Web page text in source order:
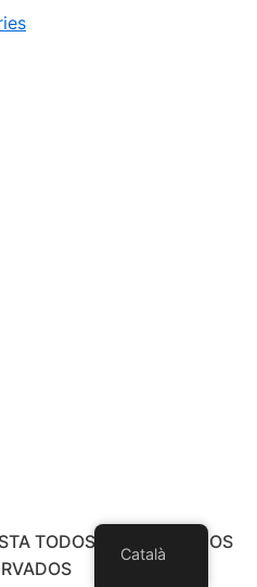
TODOS LOS DERECHOS
Català